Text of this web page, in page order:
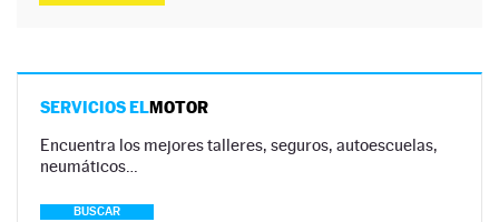
SERVICIOS ELMOTOR
Encuentra los mejores talleres, seguros, autoescuelas,
neumáticos…
BUSCAR